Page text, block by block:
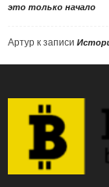
это только начало
Артур к записи